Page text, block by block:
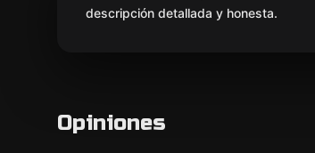
descripción detallada y honesta.
Opiniones